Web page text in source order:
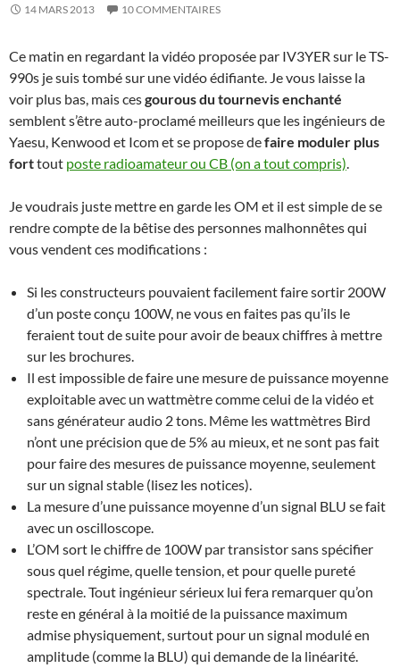
14 MARS 2013 10 COMMENTAIRES
Ce matin en regardant la vidéo proposée par IV3YER sur le TS-
990s je suis tombé sur une vidéo édifiante. Je vous laisse la
voir plus bas, mais cesgourous du tournevis enchanté
semblent s’être auto-proclamé meilleurs que les ingénieurs de
Yaesu, Kenwood et Icom et se propose defaire moduler plus
forttout poste radioamateur ou CB (on a tout compris).
Je voudrais juste mettre en garde les OM et il est simple de se
rendre compte de la bêtise des personnes malhonnêtes qui
vous vendent ces modifications :
Si les constructeurs pouvaient facilement faire sortir 200W
d’un poste conçu 100W, ne vous en faites pas qu’ils le
feraient tout de suite pour avoir de beaux chiffres à mettre
sur les brochures.
Il est impossible de faire une mesure de puissance moyenne
exploitable avec un wattmètre comme celui de la vidéo et
sans générateur audio 2 tons. Même les wattmètres Bird
n’ont une précision que de 5% au mieux, et ne sont pas fait
pour faire des mesures de puissance moyenne, seulement
sur un signal stable (lisez les notices).
La mesure d’une puissance moyenne d’un signal BLU se fait
avec un oscilloscope.
L’OM sort le chiffre de 100W par transistor sans spécifier
sous quel régime, quelle tension, et pour quelle pureté
spectrale. Tout ingénieur sérieux lui fera remarquer qu’on
reste en général à la moitié de la puissance maximum
admise physiquement, surtout pour un signal modulé en
amplitude (comme la BLU) qui demande de la linéarité.